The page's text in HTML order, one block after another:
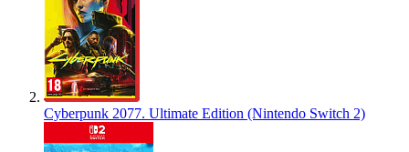
Cyberpunk 2077. Ultimate Edition (Nintendo Switch 2)